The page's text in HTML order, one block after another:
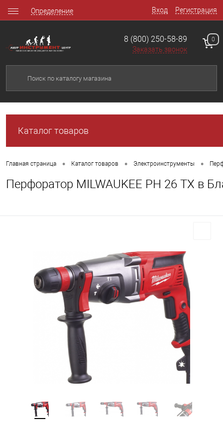
Вход Регистрация
Определение
8 (800) 250-58-89
Заказать звонок
0
Каталог товаров
Главная страница • Каталог товаров • Электроинструменты •
Перфоратор MILWAUKEE PH 26 TX в